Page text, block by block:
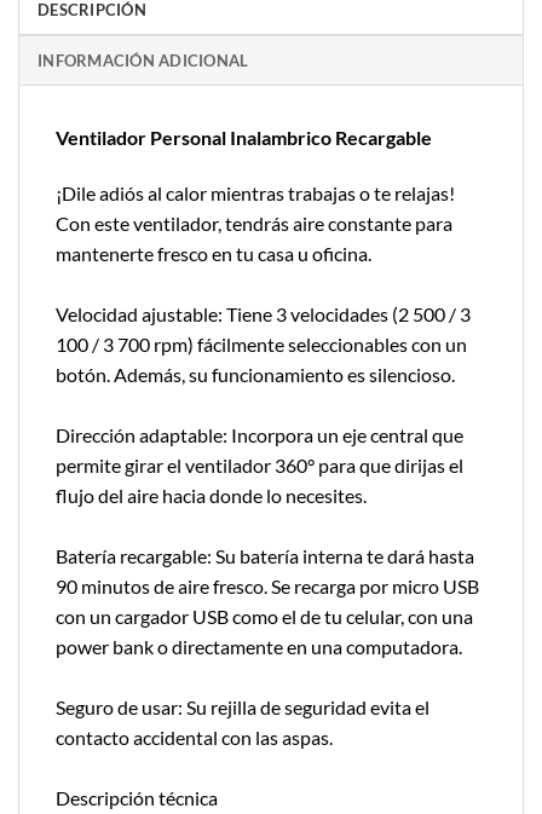
DESCRIPCIÓN
INFORMACIÓN ADICIONAL
Ventilador Personal Inalambrico Recargable
¡Dile adiós al calor mientras trabajas o te relajas!
Con este ventilador, tendrás aire constante para
mantenerte fresco en tu casa u oficina.
Velocidad ajustable: Tiene 3 velocidades (2 500 / 3
100 / 3 700 rpm) fácilmente seleccionables con un
botón. Además, su funcionamiento es silencioso.
Dirección adaptable: Incorpora un eje central que
permite girar el ventilador 360° para que dirijas el
flujo del aire hacia donde lo necesites.
Batería recargable: Su batería interna te dará hasta
90 minutos de aire fresco. Se recarga por micro USB
con un cargador USB como el de tu celular, con una
power bank o directamente en una computadora.
Seguro de usar: Su rejilla de seguridad evita el
contacto accidental con las aspas.
Descripción técnica